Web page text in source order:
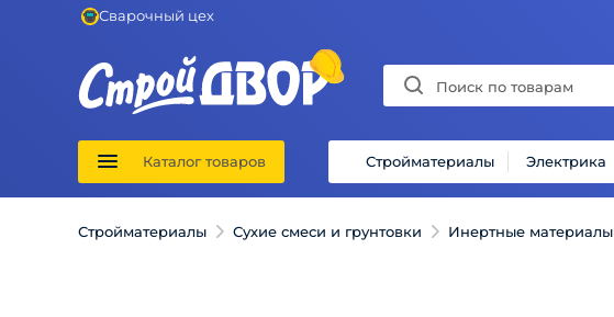
Сварочный цех
Каталог товаров Стройматериалы Электрика
Стройматериалы Сухие смеси и грунтовки Инертные материалы